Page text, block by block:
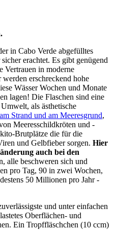
in Cabo Verde abgefülltes
erachtet. Es gibt genügend
Vertrauen in moderne
erschreckend hohe
Wässer Wochen und Monate
lagen! Die Flaschen sind eine
als ästhetische
Strand und am Meeresgrund,
Meeresschildkröten und -
Brutplätze die für die
und Gelbfieber sorgen. Hier
auch bei den
alle beschweren sich und
pro Tag, 90 in zwei Wochen,
50 Millionen pro Jahr -
und unter einfachen
Oberflächen- und
Ein Tropffläschchen (10 ccm)